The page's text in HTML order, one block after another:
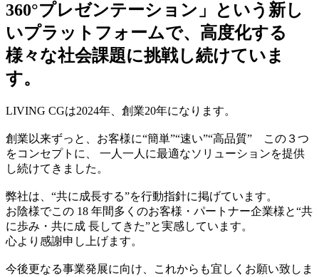
360°プレゼンテーション」という新し
いプラットフォームで、高度化する
様々な社会課題に挑戦し続けていま
す。
LIVING CGは2024年、創業20年になります。
創業以来ずっと、お客様に“簡単”“速い”“高品質” この３つ
をコンセプトに、 一人一人に最適なソリューションを提供
し続けてきました。
弊社は、“共に成長する”を行動指針に掲げています。
お陰様でこの 18 年間多くのお客様・パートナー企業様と“共
に歩み・共に成 長してきた”と実感しています。
心より感謝申し上げます。
今後更なる事業発展に向け、これからも宜しくお願い致しま